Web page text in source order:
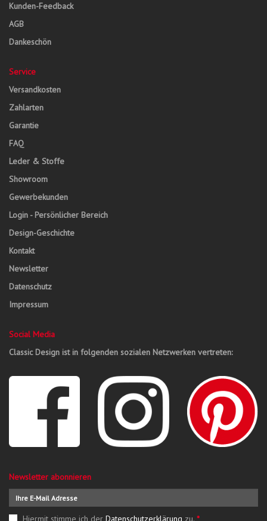
Kunden-Feedback
AGB
Dankeschön
Service
Versandkosten
Zahlarten
Garantie
FAQ
Leder & Stoffe
Showroom
Gewerbekunden
Login - Persönlicher Bereich
Design-Geschichte
Kontakt
Newsletter
Datenschutz
Impressum
Social Media
Classic Design ist in folgenden sozialen Netzwerken vertreten:
Newsletter abonnieren
Hiermit stimme ich der Datenschutzerklärung zu. *